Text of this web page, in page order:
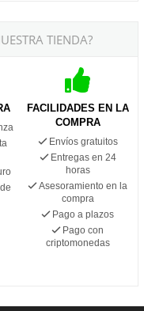
TIENDA?
FACILIDADES EN LA
COMPRA
Envíos gratuitos
Entregas en 24
horas
Asesoramiento en la
compra
Pago a plazos
Pago con
criptomonedas